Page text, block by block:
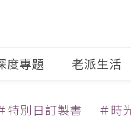
度專題 老派生活
特別日訂製書 ＃時